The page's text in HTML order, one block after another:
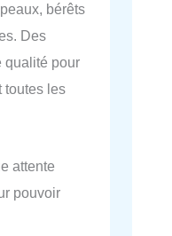
bérêts
Des
qualité pour
toutes les
attente
pouvoir